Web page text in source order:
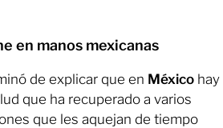
en manos mexicanas
de explicar que en México hay
que ha recuperado a varios
que les aquejan de tiempo